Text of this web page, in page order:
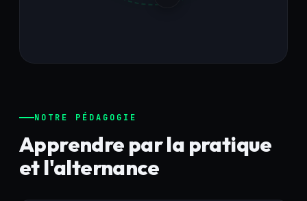
NOTRE PÉDAGOGIE
Apprendre par la pratique
et l'alternance